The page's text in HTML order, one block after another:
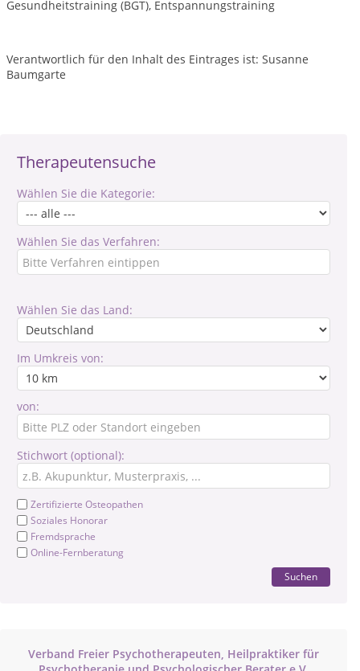
Therapeutensuche
Wählen Sie die Kategorie:
Wählen Sie das Verfahren:
Wählen Sie das Land:
Im Umkreis von:
von:
Stichwort (optional):
Zertifizierte Osteopathen
Soziales Honorar
Fremdsprache
Online-Fernberatung
Suchen
Verband Freier Psychotherapeuten, Heilpraktiker für
Gesundheitstraining (BGT), Entspannungstraining
Verantwortlich für den Inhalt des Eintrages ist: Susanne
Baumgarte